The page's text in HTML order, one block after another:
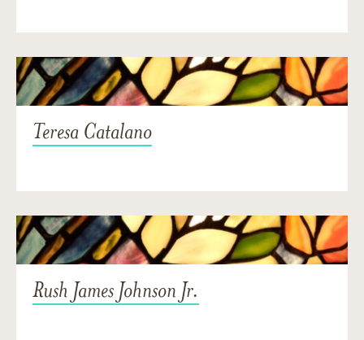
Teresa Catalano
Rush James Johnson Jr.